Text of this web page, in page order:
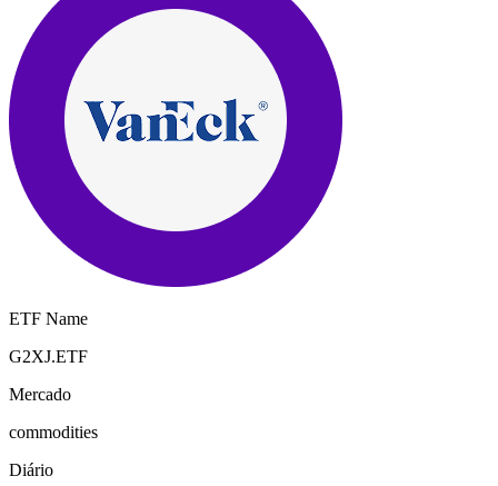
ETF Name
G2XJ.ETF
Mercado
commodities
Diário